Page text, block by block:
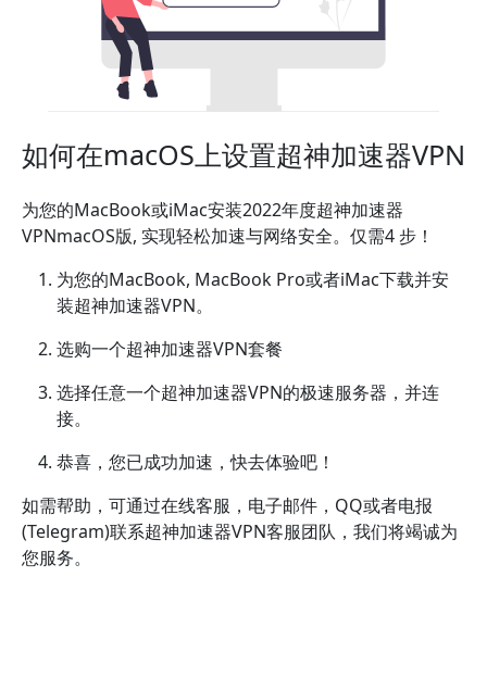
如何在macOS上设置超神加速器VPN
为您的MacBook或iMac安装2022年度超神加速器
VPNmacOS版, 实现轻松加速与网络安全。仅需4 步！
为您的MacBook, MacBook Pro或者iMac下载并安
装超神加速器VPN。
选购一个超神加速器VPN套餐
选择任意一个超神加速器VPN的极速服务器，并连
接。
恭喜，您已成功加速，快去体验吧！
如需帮助，可通过在线客服，电子邮件，QQ或者电报
(Telegram)联系超神加速器VPN客服团队，我们将竭诚为
您服务。